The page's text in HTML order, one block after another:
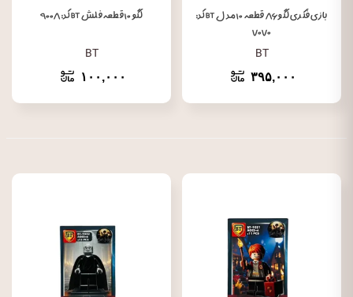
بازی فکری لگو ۸۶ قطعه ۱۰ مدل BT کد:
۷۰۷۰
BT
۳۹۵,۰۰۰
لگو ۱۰ قطعه فلش BT کد: ۹۰۰۸
BT
۱۰۰,۰۰۰